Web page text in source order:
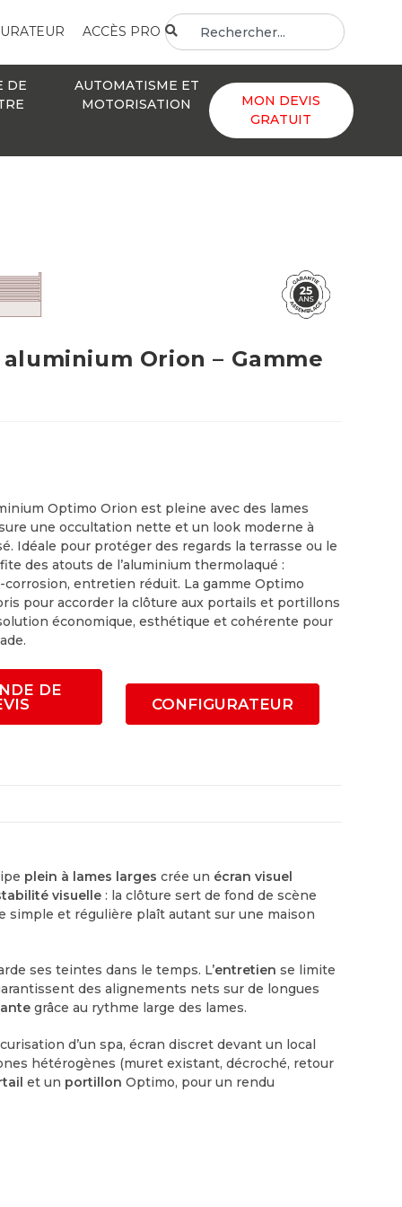
ACCÈS PRO
DE
AUTOMATISME ET
MOTORISATION
MON DEVIS
GRATUIT
Orion – Gamme
Optimo Orion est pleine avec des lames
une occultation nette et un look moderne à
Idéale pour protéger des regards la terrasse ou le
des atouts de l’aluminium thermolaqué :
corrosion, entretien réduit. La gamme Optimo
pour accorder la clôture aux portails et portillons
économique, esthétique et cohérente pour
DE
CONFIGURATEUR
plein à lames larges crée un écran visuel
visuelle : la clôture sert de fond de scène
simple et régulière plaît autant sur une maison
ses teintes dans le temps. L’entretien se limite
des alignements nets sur de longues
grâce au rythme large des lames.
d’un spa, écran discret devant un local
hétérogènes (muret existant, décroché, retour
et un portillon Optimo, pour un rendu